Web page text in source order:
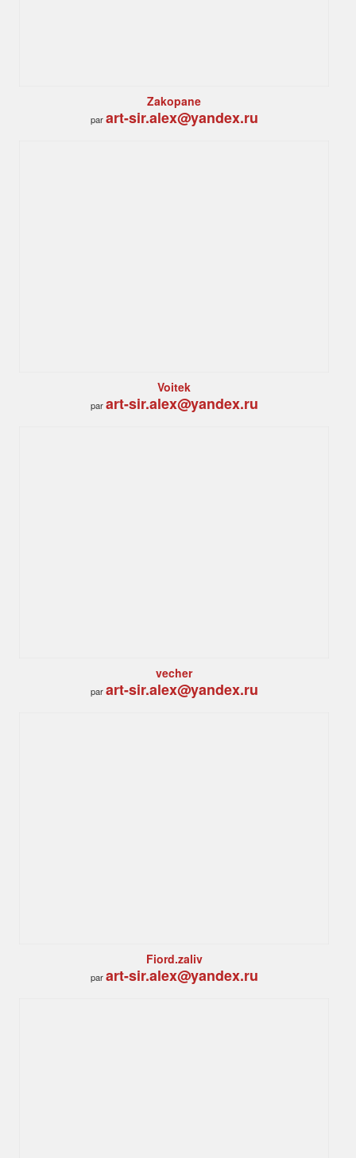
Zakopane
parart-sir.alex@yandex.ru
Voitek
parart-sir.alex@yandex.ru
vecher
parart-sir.alex@yandex.ru
Fiord.zaliv
parart-sir.alex@yandex.ru